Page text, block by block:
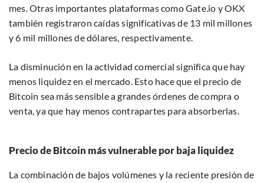
mes. Otras importantes plataformas como Gate.io y OKX
también registraron caídas significativas de 13 mil millones
y 6 mil millones de dólares, respectivamente.
La disminución en la actividad comercial significa que hay
menos liquidez en el mercado. Esto hace que el precio de
Bitcoin sea más sensible a grandes órdenes de compra o
venta, ya que hay menos contrapartes para absorberlas.
Precio de Bitcoin más vulnerable por baja liquidez
La combinación de bajos volúmenes y la reciente presión de